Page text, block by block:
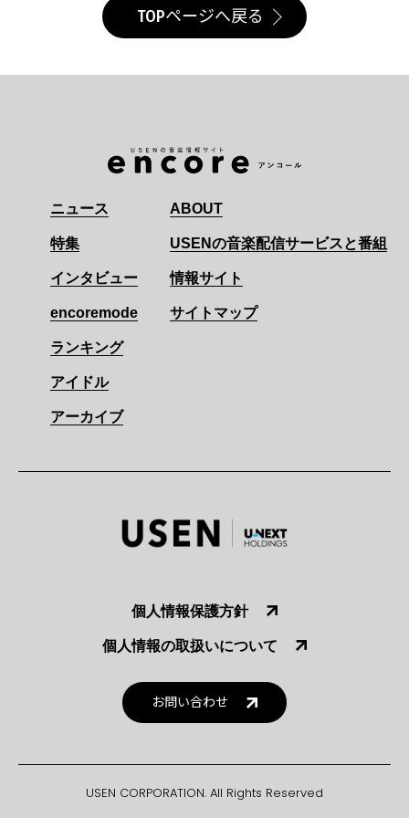
TOPページへ戻る
ニュース
特集
インタビュー
encoremode
ランキング
アイドル
アーカイブ
ABOUT
USENの音楽配信サービスと番組
情報サイト
サイトマップ
個人情報保護方針
個人情報の取扱いについて
お問い合わせ
USEN CORPORATION. All Rights Reserved